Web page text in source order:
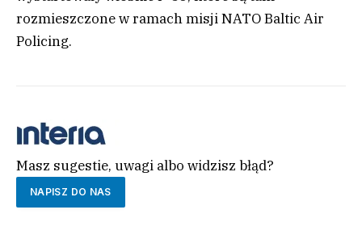
rozmieszczone w ramach misji NATO Baltic Air
Policing.
Masz sugestie, uwagi albo widzisz błąd?
NAPISZ DO NAS